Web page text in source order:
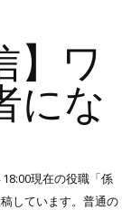
】ワ
にな
現在の役職「係
しています。普通の